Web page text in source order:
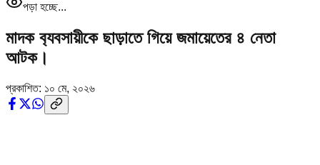
পড়া হচ্ছে...
মাদক ব‍্যবসায়ীকে ছাড়াতে গিয়ে জমায়েতের ৪ নেতা
আটক।
প্রকাশিত: ১০ মে, ২০২৬